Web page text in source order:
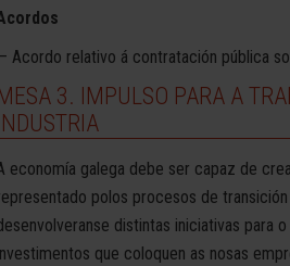
Acordo relativo á contratación pública
3. IMPULSO PARA A
economía galega debe ser capaz de
polos procesos de
distintas iniciativas para
que coloquen as nosas